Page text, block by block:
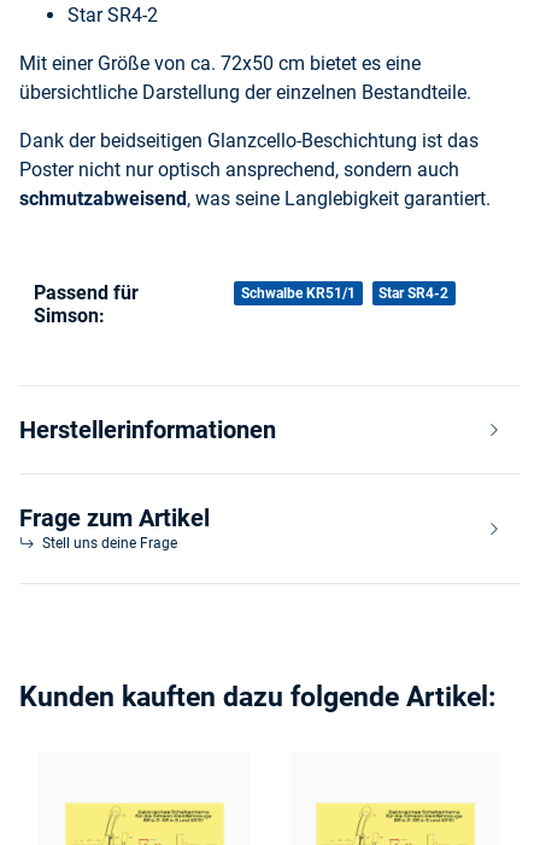
Star SR4-2
Mit einer Größe von ca. 72x50 cm bietet es eine
übersichtliche Darstellung der einzelnen Bestandteile.
Dank der beidseitigen Glanzcello-Beschichtung ist das
Poster nicht nur optisch ansprechend, sondern auch
schmutzabweisend , was seine Langlebigkeit garantiert.
Produkteigenschaft
Wert
Passend für
Simson:
Schwalbe KR51/1 Star SR4-2
Herstellerinformationen
Frage zum Artikel
Stell uns deine Frage
Kunden kauften dazu folgende Artikel: